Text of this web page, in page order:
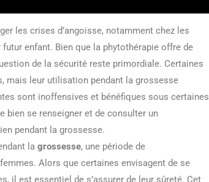
les crises d’angoisse, notamment chez les
enfant. Bien que la phytothérapie offre de
de la sécurité reste primordiale. Certaines
mais leur utilisation pendant la grossesse
sont inoffensives et bénéfiques sous certaines
bien se renseigner et de consulter un
pendant la grossesse.
la grossesse, une période de
Alors que certaines envisagent de se
il est essentiel de s’assurer de leur sûreté. Cet